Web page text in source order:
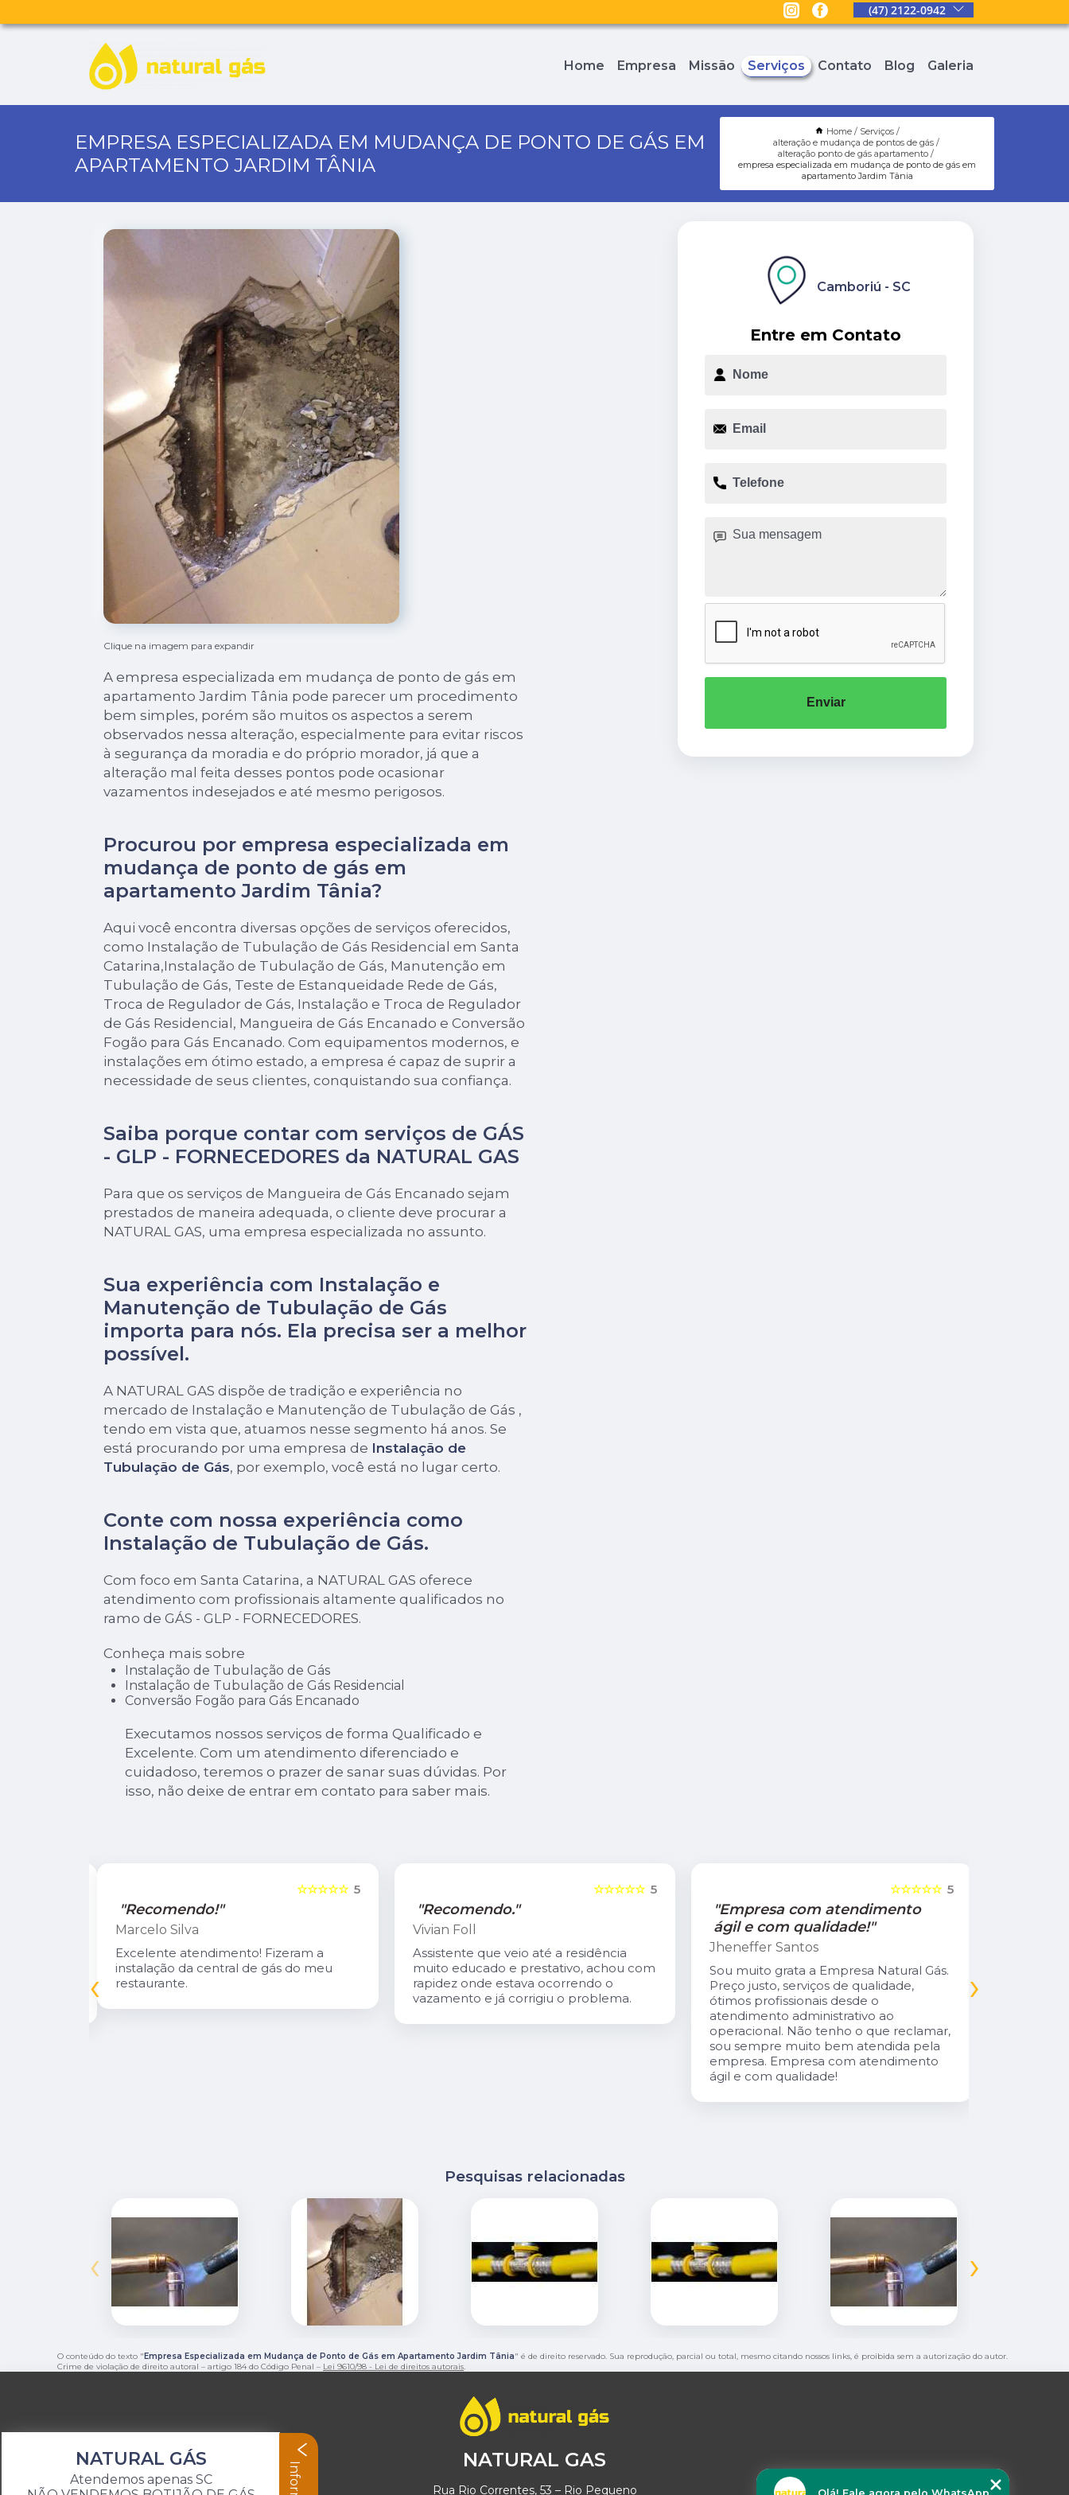
(47) 2122-0942
Home Empresa Missão Serviços Contato Blog Galeria
EMPRESA ESPECIALIZADA EM MUDANÇA DE PONTO DE GÁS EM
APARTAMENTO JARDIM TÂNIA
Home
Serviços
alteração e mudança de pontos de gás
alteração ponto de gás apartamento
empresa especializada em mudança de ponto de gás em
apartamento Jardim Tânia
Clique na imagem para expandir
A empresa especializada em mudança de ponto de gás em
apartamento Jardim Tânia pode parecer um procedimento
bem simples, porém são muitos os aspectos a serem
observados nessa alteração, especialmente para evitar riscos
à segurança da moradia e do próprio morador, já que a
alteração mal feita desses pontos pode ocasionar
vazamentos indesejados e até mesmo perigosos.
Procurou por empresa especializada em
mudança de ponto de gás em
apartamento Jardim Tânia?
Aqui você encontra diversas opções de serviços oferecidos,
como Instalação de Tubulação de Gás Residencial em Santa
Catarina,Instalação de Tubulação de Gás, Manutenção em
Tubulação de Gás, Teste de Estanqueidade Rede de Gás,
Troca de Regulador de Gás, Instalação e Troca de Regulador
de Gás Residencial, Mangueira de Gás Encanado e Conversão
Fogão para Gás Encanado. Com equipamentos modernos, e
instalações em ótimo estado, a empresa é capaz de suprir a
necessidade de seus clientes, conquistando sua confiança.
Saiba porque contar com serviços de GÁS
- GLP - FORNECEDORES da NATURAL GAS
Para que os serviços de Mangueira de Gás Encanado sejam
prestados de maneira adequada, o cliente deve procurar a
NATURAL GAS, uma empresa especializada no assunto.
Sua experiência com Instalação e
Manutenção de Tubulação de Gás
importa para nós. Ela precisa ser a melhor
possível.
A NATURAL GAS dispõe de tradição e experiência no
mercado de Instalação e Manutenção de Tubulação de Gás ,
tendo em vista que, atuamos nesse segmento há anos. Se
está procurando por uma empresa de Instalação de
Tubulação de Gás, por exemplo, você está no lugar certo.
Conte com nossa experiência como
Instalação de Tubulação de Gás.
Com foco em Santa Catarina, a NATURAL GAS oferece
atendimento com profissionais altamente qualificados no
ramo de GÁS - GLP - FORNECEDORES.
Conheça mais sobre
Instalação de Tubulação de Gás
Instalação de Tubulação de Gás Residencial
Conversão Fogão para Gás Encanado
Executamos nossos serviços de forma Qualificado e
Excelente. Com um atendimento diferenciado e
cuidadoso, teremos o prazer de sanar suas dúvidas. Por
isso, não deixe de entrar em contato para saber mais.
Entre em Contato
Camboriú - SC
Enviar
5
☆☆☆☆☆
"Recomendo!"
Marcelo Silva
Excelente atendimento! Fizeram a
instalação da central de gás do meu
restaurante.
5
☆☆☆☆☆
"Recomendo."
Vivian Foll
Assistente que veio até a residência
muito educado e prestativo, achou com
rapidez onde estava ocorrendo o
vazamento e já corrigiu o problema.
5
☆☆☆☆☆
"Empresa com atendimento
ágil e com qualidade!"
Jheneffer Santos
Sou muito grata a Empresa Natural Gás.
Preço justo, serviços de qualidade,
ótimos profissionais desde o
atendimento administrativo ao
operacional. Não tenho o que reclamar,
sou sempre muito bem atendida pela
empresa. Empresa com atendimento
ágil e com qualidade!
‹ ›
Pesquisas relacionadas
‹ ›
O conteúdo do texto " Empresa Especializada em Mudança de Ponto de Gás em Apartamento Jardim Tânia" é de direito reservado. Sua reprodução, parcial ou total, mesmo citando nossos links, é proibida sem a autorização do autor.
Crime de violação de direito autoral – artigo 184 do Código Penal – Lei 9610/98 - Lei de direitos autorais.
NATURAL GAS
Rua Rio Correntes, 53 – Rio Pequeno Olá! Fale agora pelo WhatsApp.
NATURAL GÁS
Atendemos apenas SC